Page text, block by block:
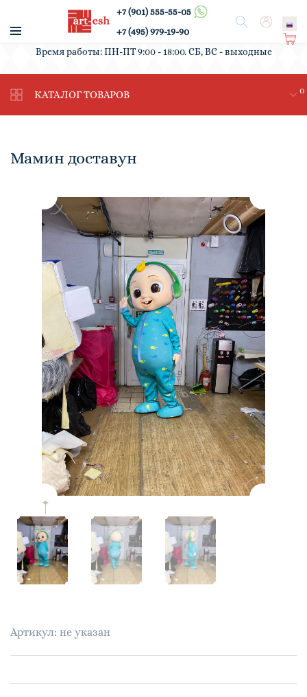
Поиск
+7 (901) 555-55-05
+7 (495) 979-19-90
Ко
ин
а
0
Вход
/
Время работы: ПН-ПТ 9:00 - 18:00. СБ, ВС - выходные
КАТАЛОГ ТОВАРОВ
Мамин доставун
Артикул: не указан